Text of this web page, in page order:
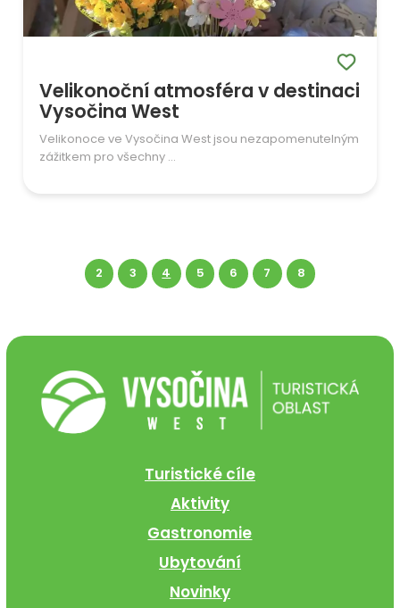
Velikonoční atmosféra v destinaci
Vysočina West
Velikonoce ve Vysočina West jsou nezapomenutelným
zážitkem pro všechny ...
2 3 4 5 6 7 8
Turistické cíle
Aktivity
Gastronomie
Ubytování
Novinky